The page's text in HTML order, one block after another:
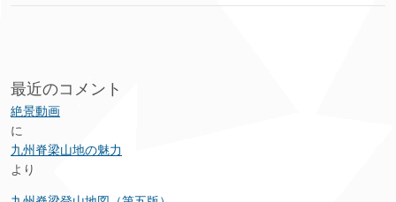
最近のコメント
絶景動画
に
九州脊梁山地の魅力
より